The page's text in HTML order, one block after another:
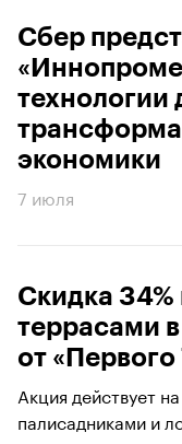
Сбер
технологии
экономики
7 июля
Скидка 34%
террасами
от «Первого
Акция действует
палисадниками и